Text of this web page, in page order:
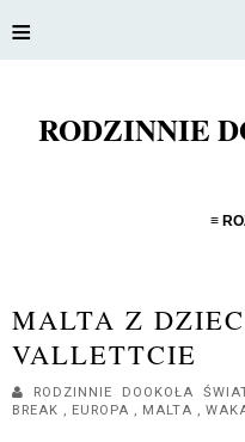
≡
RODZINNIE
≡
MALTA Z
VALLETTCIE
RODZINNIE DOOKOŁA
BREAK , EUROPA , MALTA ,